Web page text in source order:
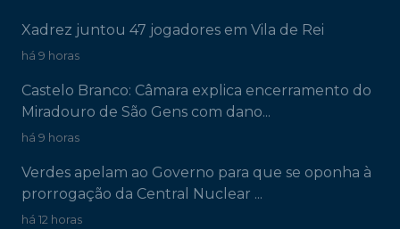
Xadrez juntou 47 jogadores em Vila de Rei
há 9 horas
Castelo Branco: Câmara explica encerramento do
Miradouro de São Gens com dano...
há 9 horas
Verdes apelam ao Governo para que se oponha à
prorrogação da Central Nuclear ...
há 12 horas